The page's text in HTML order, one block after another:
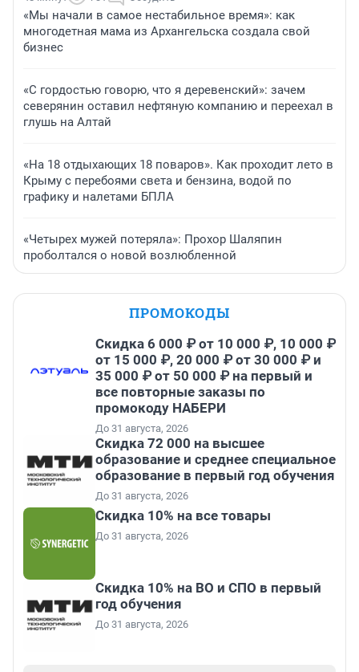
«Мы начали в самое нестабильное время»: как
многодетная мама из Архангельска создала свой
бизнес
«С гордостью говорю, что я деревенский»: зачем
северянин оставил нефтяную компанию и переехал в
глушь на Алтай
«На 18 отдыхающих 18 поваров». Как проходит лето в
Крыму с перебоями света и бензина, водой по
графику и налетами БПЛА
«Четырех мужей потеряла»: Прохор Шаляпин
проболтался о новой возлюбленной
ПРОМОКОДЫ
Скидка 6 000 ₽ от 10 000 ₽, 10 000 ₽
от 15 000 ₽, 20 000 ₽ от 30 000 ₽ и
35 000 ₽ от 50 000 ₽ на первый и
все повторные заказы по
промокоду НАБЕРИ
До 31 августа, 2026
Скидка 72 000 на высшее
образование и среднее специальное
образование в первый год обучения
До 31 августа, 2026
Скидка 10% на все товары
До 31 августа, 2026
Скидка 10% на ВО и СПО в первый
год обучения
До 31 августа, 2026